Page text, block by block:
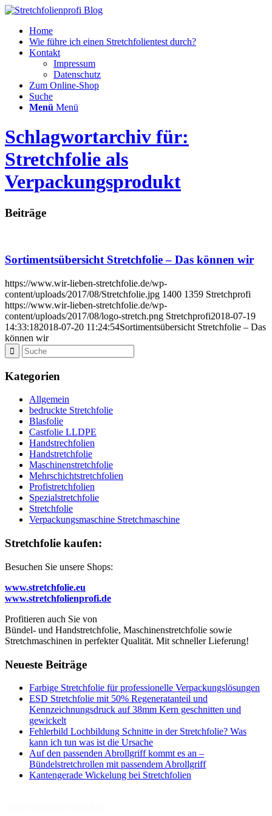
Home
Wie führe ich einen Stretchfolientest durch?
Kontakt
Impressum
Datenschutz
Zum Online-Shop
Suche
Menü Menü
Schlagwortarchiv für:
Stretchfolie als
Verpackungsprodukt
Beiträge
Sortimentsübersicht Stretchfolie – Das können wir
https://www.wir-lieben-stretchfolie.de/wp-
content/uploads/2017/08/Stretchfolie.jpg 1400 1359 Stretchprofi
https://www.wir-lieben-stretchfolie.de/wp-
content/uploads/2017/08/logo-stretch.png Stretchprofi2018-07-19
14:33:182018-07-20 11:24:54Sortimentsübersicht Stretchfolie – Das
können wir
Kategorien
Allgemein
bedruckte Stretchfolie
Blasfolie
Castfolie LLDPE
Handstrechfolien
Handstretchfolie
Maschinenstretchfolie
Mehrschichtstretchfolien
Profistretchfolien
Spezialstretchfolie
Stretchfolie
Verpackungsmaschine Stretchmaschine
Stretchfolie kaufen:
Besuchen Sie unsere Shops:
www.stretchfolie.eu
www.stretchfolienprofi.de
Profitieren auch Sie von
Bündel- und Handstretchfolie, Maschinenstretchfolie sowie
Stretchmaschinen in perfekter Qualität. Mit schneller Lieferung!
Neueste Beiträge
Farbige Stretchfolie für professionelle Verpackungslösungen
ESD Stretchfolie mit 50% Regeneratanteil und
Kennzeichnungsdruck auf 38mm Kern geschnitten und
gewickelt
Fehlerbild Lochbildung Schnitte in der Stretchfolie? Was
kann ich tun was ist die Ursache
Auf den passenden Abrollgriff kommt es an –
Bündelstretchrollen mit passendem Abrollgriff
Kantengerade Wickelung bei Stretchfolien